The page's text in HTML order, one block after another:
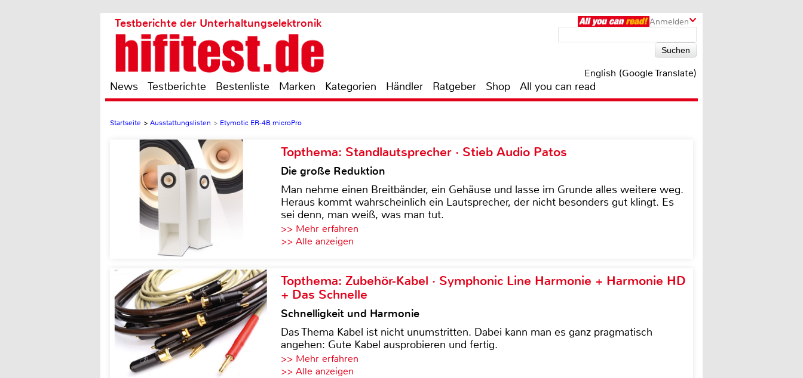
Anmelden
Testberichte der Unterhaltungselektronik
English (Google Translate)
News Testberichte Bestenliste Marken Kategorien Händler Ratgeber Shop All you can read
Startseite > Ausstattungslisten > Etymotic ER-4B microPro
Topthema: Standlautsprecher · Stieb Audio Patos
Die große Reduktion
Man nehme einen Breitbänder, ein Gehäuse und lasse im Grunde alles weitere weg.
Heraus kommt wahrscheinlich ein Lautsprecher, der nicht besonders gut klingt. Es
sei denn, man weiß, was man tut.
>> Mehr erfahren
>> Alle anzeigen
Topthema: Zubehör-Kabel · Symphonic Line Harmonie + Harmonie HD
+ Das Schnelle
Schnelligkeit und Harmonie
Das Thema Kabel ist nicht unumstritten. Dabei kann man es ganz pragmatisch
angehen: Gute Kabel ausprobieren und fertig.
>> Mehr erfahren
>> Alle anzeigen